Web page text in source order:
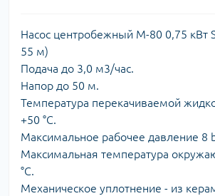
Насос центробежный M-80 0,75 кВт
55 м)
Подача до 3,0 м3/час.
Напор до 50 м.
Температура перекачиваемой
+50 °С.
Максимальное рабочее давление 8
Максимальная температура
°С.
Механическое уплотнение - из